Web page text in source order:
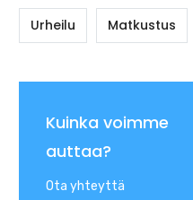
Urheilu Matkustus
Kuinka voimme
auttaa?
Ota yhteyttä